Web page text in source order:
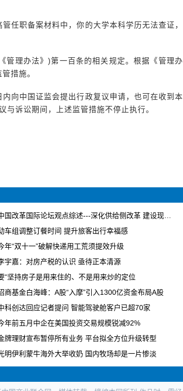
任职备案材料中，你的大学本科学历无法查证，
管理办法》)第一百条的相关规定。根据《管理办
措施。
向中国证监会提出行政复议申请，也可在收到本
诉讼期间，上述监管措施不停止执行。
国改革国际论坛观点综述---深化供给侧改革 建设现代化经济体系
车组调整订餐时间 提升旅客出行幸福感
年“双十一”破解快递用工荒须提效升级
宇嘉：对房产税的认识 亟待正本清源
“坚持房子是用来住的、不是用来炒的定位
商基金白海峰：A股“入摩”引入1300亿资金布局A股
科创达回应记者提问 智能驾驶舱客户已超70家
年前五月中企在美国投资交易规模锐减92%
牌理财宣布暂停所有业务 平台拟全方位升级转型
明伊利蒙牛海外大举收奶 国内牧场却是一片惨淡